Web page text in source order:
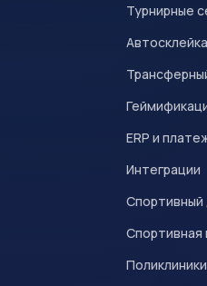
Турнирные
ERP и
Интеграции
Спортивный
Спортивная
Поликлиники